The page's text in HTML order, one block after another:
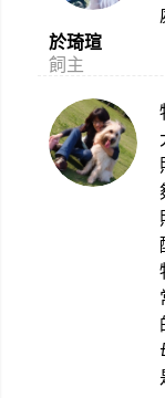
於琦瑄
飼主